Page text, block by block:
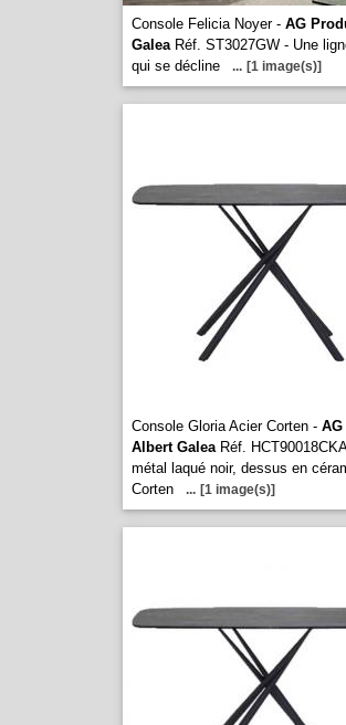
Console Felicia Noyer - AG
GaleaRéf. ST3027GW - Une
qui se décline
... [1 image(s)]
Console Gloria Acier Corten -
Albert GaleaRéf.
métal laqué noir, dessus en
Corten
... [1 image(s)]